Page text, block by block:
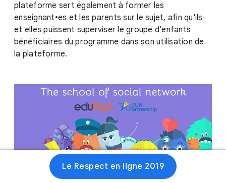
plateforme sert également à former les
enseignant•es et les parents sur le sujet, afin qu'ils
et elles puissent superviser le groupe d'enfants
bénéficiaires du programme dans son utilisation de
la plateforme.
Le Respect en ligne 2019